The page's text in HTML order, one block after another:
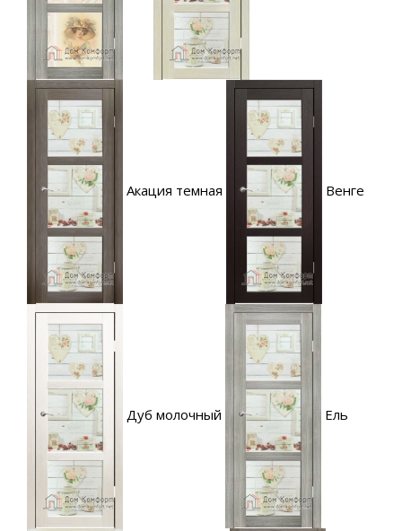
Акация темная Венге
Дуб молочный Ель